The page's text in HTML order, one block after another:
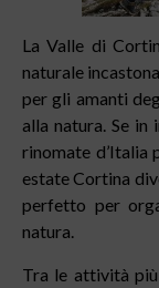
La Valle di
naturale
per gli amanti
alla natura. Se
rinomate d’Italia
estate Cortina
perfetto per
natura.
Tra le attività